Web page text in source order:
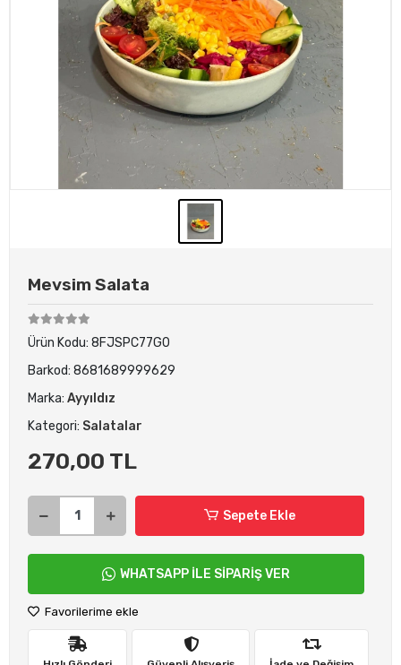
Mevsim Salata
Ürün Kodu: 8FJSPC77G0
Barkod: 8681689999629
Marka: Ayyıldız
Kategori: Salatalar
270,00 TL
Sepete Ekle
WHATSAPP İLE SİPARİŞ VER
Favorilerime ekle